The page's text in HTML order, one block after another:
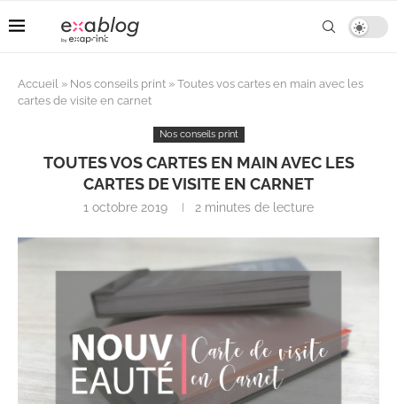
Accueil » Nos conseils print » Toutes vos cartes en main avec les
cartes de visite en carnet
Nos conseils print
TOUTES VOS CARTES EN MAIN AVEC LES
CARTES DE VISITE EN CARNET
1 octobre 2019 2 minutes de lecture